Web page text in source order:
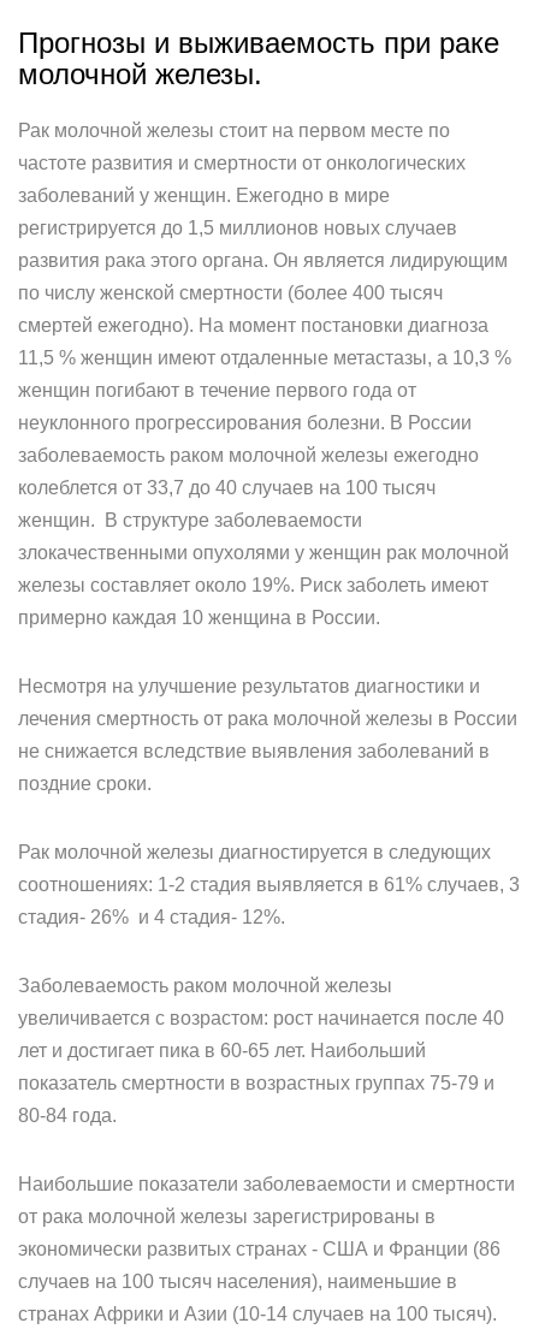
Прогнозы и выживаемость при раке
молочной железы.
Рак молочной железы стоит на первом месте по
частоте развития и смертности от онкологических
заболеваний у женщин. Ежегодно в мире
регистрируется до 1,5 миллионов новых случаев
развития рака этого органа. Он является лидирующим
по числу женской смертности (более 400 тысяч
смертей ежегодно). На момент постановки диагноза
11,5 % женщин имеют отдаленные метастазы, а 10,3 %
женщин погибают в течение первого года от
неуклонного прогрессирования болезни. В России
заболеваемость раком молочной железы ежегодно
колеблется от 33,7 до 40 случаев на 100 тысяч
женщин. В структуре заболеваемости
злокачественными опухолями у женщин рак молочной
железы составляет около 19%. Риск заболеть имеют
примерно каждая 10 женщина в России.
Несмотря на улучшение результатов диагностики и
лечения смертность от рака молочной железы в России
не снижается вследствие выявления заболеваний в
поздние сроки.
Рак молочной железы диагностируется в следующих
соотношениях: 1-2 стадия выявляется в 61% случаев, 3
стадия- 26% и 4 стадия- 12%.
Заболеваемость раком молочной железы
увеличивается с возрастом: рост начинается после 40
лет и достигает пика в 60-65 лет. Наибольший
показатель смертности в возрастных группах 75-79 и
80-84 года.
Наибольшие показатели заболеваемости и смертности
от рака молочной железы зарегистрированы в
экономически развитых странах - США и Франции (86
случаев на 100 тысяч населения), наименьшие в
странах Африки и Азии (10-14 случаев на 100 тысяч).